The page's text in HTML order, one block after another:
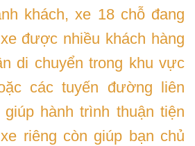
khách, xe 18 chỗ đang
được nhiều khách hàng
di chuyển trong khu vực
các tuyến đường liên
hành trình thuận tiện
riêng còn giúp bạn chủ